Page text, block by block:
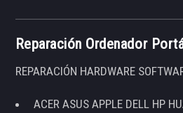
Reparación Ordenador
REPARACIÓN HARDWARE
ACER ASUS APPLE DELL HP